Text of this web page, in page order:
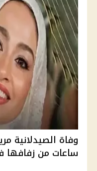
وفاة الصيدلانية
ساعات من زفافها